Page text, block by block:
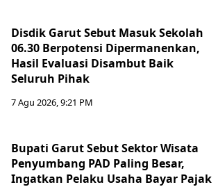
Disdik Garut Sebut Masuk Sekolah
06.30 Berpotensi Dipermanenkan,
Hasil Evaluasi Disambut Baik
Seluruh Pihak
7 Agu 2026, 9:21 PM
Bupati Garut Sebut Sektor Wisata
Penyumbang PAD Paling Besar,
Ingatkan Pelaku Usaha Bayar Pajak